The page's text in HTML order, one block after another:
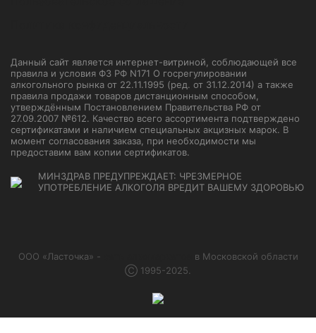
Данный сайт является интернет-витриной, соблюдающей все
правила и условия ФЗ РФ N171 О госрегулировании
алкогольного рынка от 22.11.1995 (ред. от 31.12.2014) а также
правила продажи товаров дистанционным способом,
утверждённым Постановлением Правительства РФ от
27.09.2007 №612. Качество всего ассортимента подтверждено
сертификатами и наличием специальных акцизных марок. В
момент согласования заказа, при необходимости мы
предоставим вам копии сертификатов.
МИНЗДРАВ ПРЕДУПРЕЖДАЕТ: ЧРЕЗМЕРНОЕ
УПОТРЕБЛЕНИЕ АЛКОГОЛЯ ВРЕДИТ ВАШЕМУ ЗДОРОВЬЮ
ООО «Ласточка» -
в Московской области
Ⓒ 1995-2025.